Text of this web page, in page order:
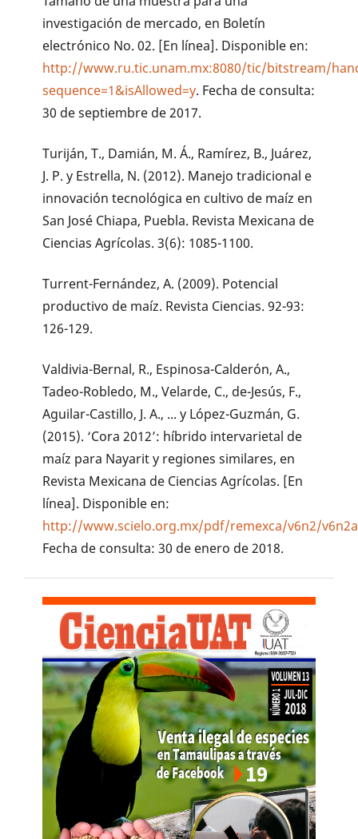
investigación de mercado, en Boletín
electrónico No. 02. [En línea]. Disponible en:
http://www.ru.tic.unam.mx:8080/tic/bitstream/
sequence=1&isAllowed=y. Fecha de consulta:
30 de septiembre de 2017.
Turiján, T., Damián, M. Á., Ramírez, B., Juárez,
J. P. y Estrella, N. (2012). Manejo tradicional e
innovación tecnológica en cultivo de maíz en
San José Chiapa, Puebla. Revista Mexicana de
Ciencias Agrícolas. 3(6): 1085-1100.
Turrent-Fernández, A. (2009). Potencial
productivo de maíz. Revista Ciencias. 92-93:
126-129.
Valdivia-Bernal, R., Espinosa-Calderón, A.,
Tadeo-Robledo, M., Velarde, C., de-Jesús, F.,
Aguilar-Castillo, J. A., ... y López-Guzmán, G.
(2015). ‘Cora 2012’: híbrido intervarietal de
maíz para Nayarit y regiones similares, en
Revista Mexicana de Ciencias Agrícolas. [En
línea]. Disponible en:
http://www.scielo.org.mx/pdf/remexca/v6n2/
Fecha de consulta: 30 de enero de 2018.